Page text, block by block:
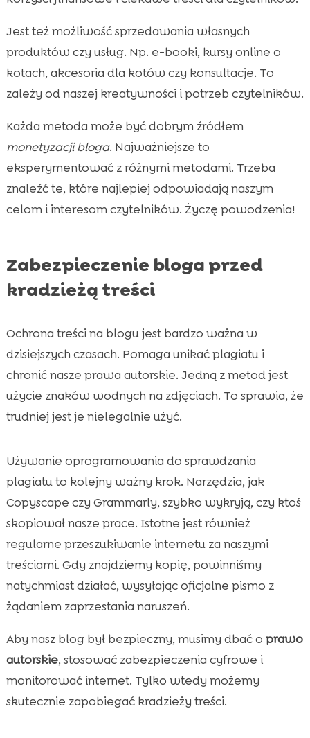
Jest też możliwość sprzedawania własnych
produktów czy usług. Np. e-booki, kursy online o
kotach, akcesoria dla kotów czy konsultacje. To
zależy od naszej kreatywności i potrzeb czytelników.
Każda metoda może być dobrym źródłem
monetyzacji bloga. Najważniejsze to
eksperymentować z różnymi metodami. Trzeba
znaleźć te, które najlepiej odpowiadają naszym
celom i interesom czytelników. Życzę powodzenia!
Zabezpieczenie bloga przed
kradzieżą treści
Ochrona treści na blogu jest bardzo ważna w
dzisiejszych czasach. Pomaga unikać plagiatu i
chronić nasze prawa autorskie. Jedną z metod jest
użycie znaków wodnych na zdjęciach. To sprawia, że
trudniej jest je nielegalnie użyć.
Używanie oprogramowania do sprawdzania
plagiatu to kolejny ważny krok. Narzędzia, jak
Copyscape czy Grammarly, szybko wykryją, czy ktoś
skopiował nasze prace. Istotne jest również
regularne przeszukiwanie internetu za naszymi
treściami. Gdy znajdziemy kopię, powinniśmy
natychmiast działać, wysyłając oficjalne pismo z
żądaniem zaprzestania naruszeń.
Aby nasz blog był bezpieczny, musimy dbać o prawo
autorskie, stosować zabezpieczenia cyfrowe i
monitorować internet. Tylko wtedy możemy
skutecznie zapobiegać kradzieży treści.